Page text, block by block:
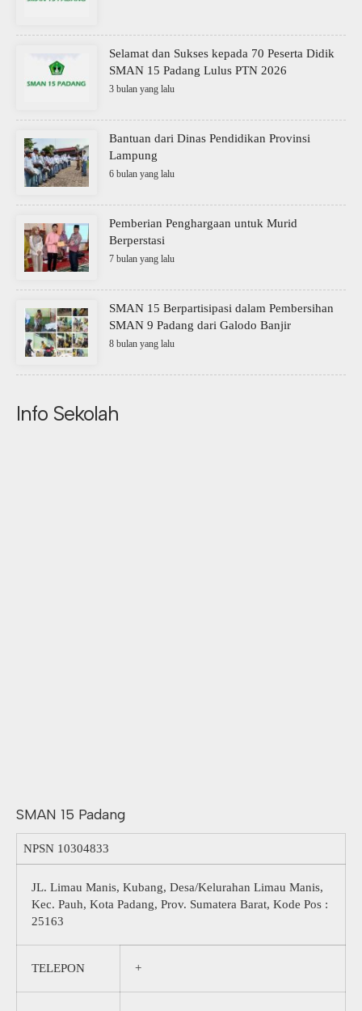
Selamat dan Sukses kepada 70 Peserta Didik
SMAN 15 Padang Lulus PTN 2026
3 bulan yang lalu
Bantuan dari Dinas Pendidikan Provinsi
Lampung
6 bulan yang lalu
Pemberian Penghargaan untuk Murid
Berperstasi
7 bulan yang lalu
SMAN 15 Berpartisipasi dalam Pembersihan
SMAN 9 Padang dari Galodo Banjir
8 bulan yang lalu
Info Sekolah
SMAN 15 Padang
NPSN 10304833
JL. Limau Manis, Kubang, Desa/Kelurahan Limau Manis,
Kec. Pauh, Kota Padang, Prov. Sumatera Barat, Kode Pos :
25163
TELEPON +